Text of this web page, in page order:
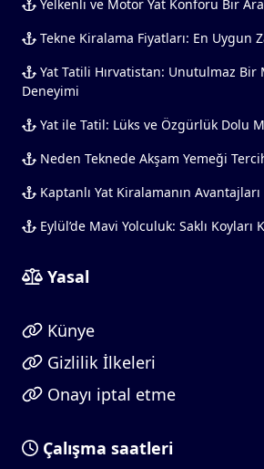
Yelkenli ve Motor Yat Konforu Bir
Tekne Kiralama Fiyatları: En Uygun
Yat Tatili Hırvatistan: Unutulmaz Bir
Deneyimi
Yat ile Tatil: Lüks ve Özgürlük Dolu
Neden Teknede Akşam Yemeği
Kaptanlı Yat Kiralamanın
Eylül’de Mavi Yolculuk: Saklı Koyları
Yasal
Künye
Gizlilik İlkeleri
Onayı iptal etme
Çalışma saatleri